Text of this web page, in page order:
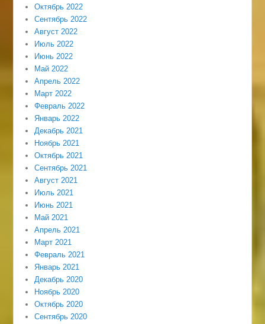
Октябрь 2022
Сентябрь 2022
Август 2022
Июль 2022
Июнь 2022
Май 2022
Апрель 2022
Март 2022
Февраль 2022
Январь 2022
Декабрь 2021
Ноябрь 2021
Октябрь 2021
Сентябрь 2021
Август 2021
Июль 2021
Июнь 2021
Май 2021
Апрель 2021
Март 2021
Февраль 2021
Январь 2021
Декабрь 2020
Ноябрь 2020
Октябрь 2020
Сентябрь 2020